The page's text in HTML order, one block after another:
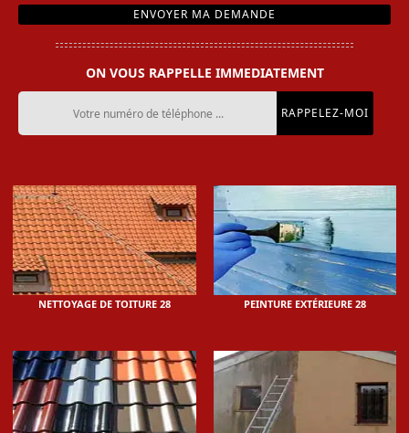
ON VOUS RAPPELLE IMMEDIATEMENT
NETTOYAGE DE TOITURE 28 PEINTURE EXTÉRIEURE 28